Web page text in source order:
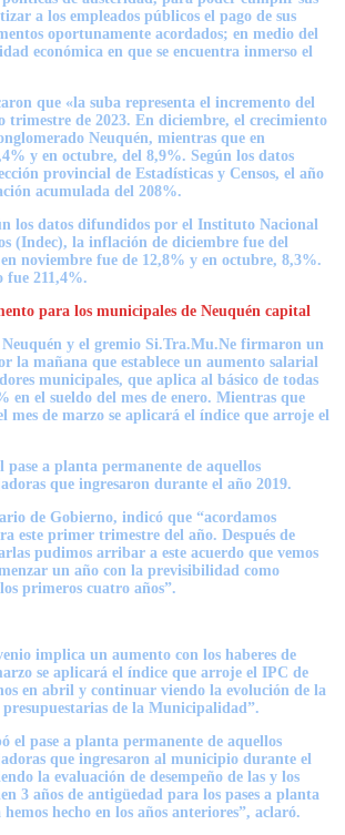
a los empleados públicos el pago de sus
oportunamente acordados; en medio del
económica en que se encuentra inmerso el
que «la suba representa el incremento del
de 2023. En diciembre, el crecimiento
Neuquén, mientras que en
y en octubre, del 8,9%. Según los datos
provincial de Estadísticas y Censos, el año
acumulada del 208%.
los datos difundidos por el Instituto Nacional
(Indec), la inflación de diciembre fue del
noviembre fue de 12,8% y en octubre, 8,3%.
fue 211,4%.
para los municipales de Neuquén capital
y el gremio Si.Tra.Mu.Ne firmaron un
la mañana que establece un aumento salarial
municipales, que aplica al básico de todas
en el sueldo del mes de enero. Mientras que
mes de marzo se aplicará el índice que arroje el
pase a planta permanente de aquellos
que ingresaron durante el año 2019.
de Gobierno, indicó que “acordamos
este primer trimestre del año. Después de
pudimos arribar a este acuerdo que vemos
un año con la previsibilidad como
primeros cuatro años”.
implica un aumento con los haberes de
se aplicará el índice que arroje el IPC de
en abril y continuar viendo la evolución de la
de la Municipalidad”.
el pase a planta permanente de aquellos
que ingresaron al municipio durante el
la evaluación de desempeño de las y los
3 años de antigüedad para los pases a planta
hecho en los años anteriores”, aclaró.